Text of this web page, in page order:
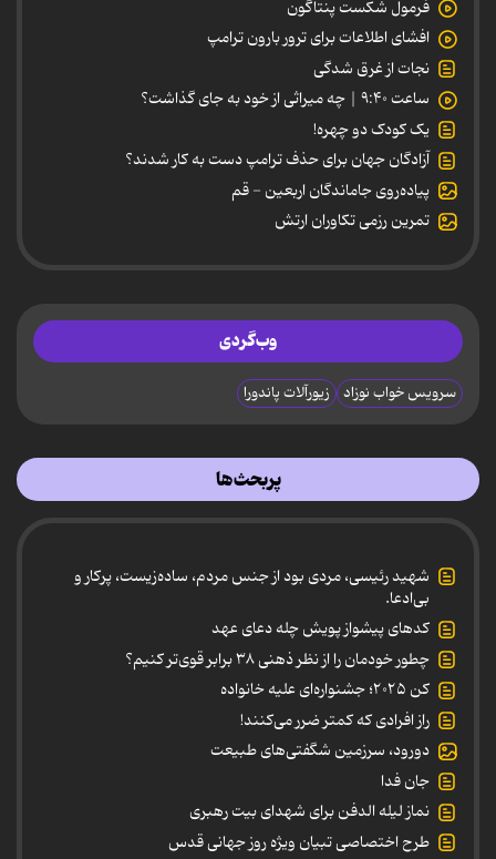
فرمول شکست پنتاگون
افشای اطلاعات برای ترور بارون ترامپ
نجات از غرق شدگی
ساعت ۹:۴۰ | چه میراثی از خود به جای گذاشت؟
یک کودک دو چهره!
آزادگان جهان برای حذف ترامپ دست به کار شدند؟
پیاده‌روی جاماندگان اربعین - قم
تمرین رزمی تکاوران ارتش
وب‌گردی
سرویس خواب نوزاد زیورآلات پاندورا
پربحث‌ها
شهید رئیسی، مردی بود از جنس مردم، ساده‌زیست، پرکار و
بی‌ادعا.
کدهای پیشواز پویش چله دعای عهد
چطور خودمان را از نظر ذهنی ۳۸ برابر قوی‌تر کنیم؟
کن ۲۰۲۵؛ جشنواره‌ای علیه خانواده
راز افرادی که کمتر ضرر می‌کنند!
دورود، سرزمین شگفتی‌های طبیعت
جان فدا
نماز لیله الدفن برای شهدای بیت رهبری
طرح اختصاصی تبیان ویژه روز جهانی قدس